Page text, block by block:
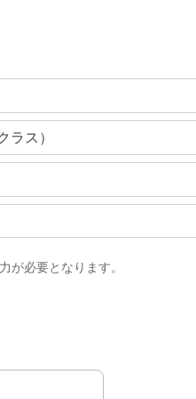
ス）
が必要となります。